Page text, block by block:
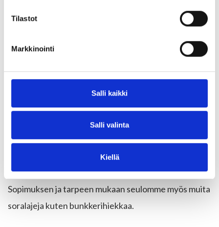
Tilastot
Markkinointi
Salli kaikki
Salli valinta
Kiellä
Seulottu 0/4 mm (muuraus)
Seulottu 0/16 mm
Luonnonkivi 8/16 mm (singeli salaoja/piha/koriste)
Luonnonkivi 16/32 mm (singeli salaoja/piha/koriste)
Luonnonkivi 40/80 mm (piha/koriste)
Luonnonkivi 40/120 mm (piha/koriste)
Luonnonkivi 80/120 mm (piha/koriste)
Luonnonkivi 150/1000 mm (pulteri)
Sopimuksen ja tarpeen mukaan seulomme myös muita
soralajeja kuten bunkkerihiekkaa.